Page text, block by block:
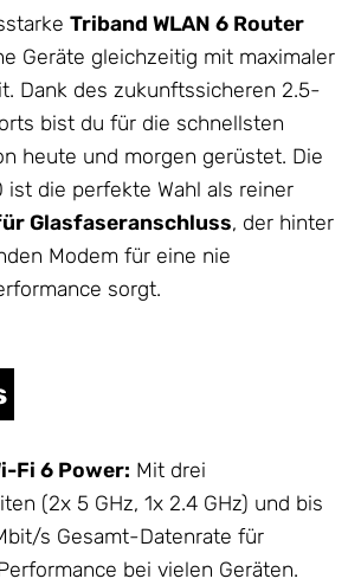
Triband WLAN 6 Router
Geräte gleichzeitig mit maximaler
Dank des zukunftssicheren 2.5-
bist du für die schnellsten
heute und morgen gerüstet. Die
ist die perfekte Wahl als reiner
Glasfaseranschluss, der hinter
Modem für eine nie
sorgt.
Fi 6 Power: Mit drei
(2x 5 GHz, 1x 2.4 GHz) und bis
s Gesamt-Datenrate für
bei vielen Geräten.